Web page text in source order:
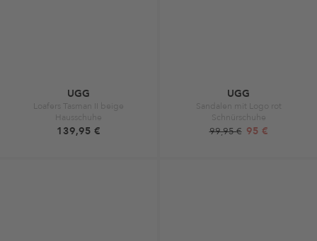
UGG
Loafers Tasman II beige
Hausschuhe
139,95 €
UGG
Sandalen mit Logo rot
Schnürschuhe
99,95 € 95 €